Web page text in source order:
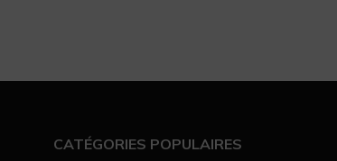
CATÉGORIES POPULAIRES